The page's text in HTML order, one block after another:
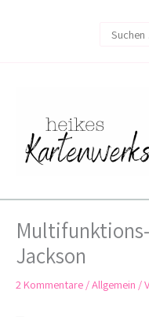
Search
Jackson
2 Kommentare /Allgemein /